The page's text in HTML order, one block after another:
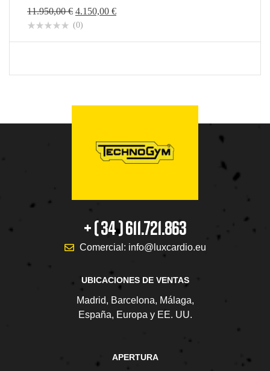
11.950,00€ 4.150,00 €
(0)
+ ( 34 ) 611.721.863
Comercial: info@luxcardio.eu
UBICACIONES DE VENTAS
Madrid, Barcelona, Málaga,
España, Europa y EE. UU.
APERTURA